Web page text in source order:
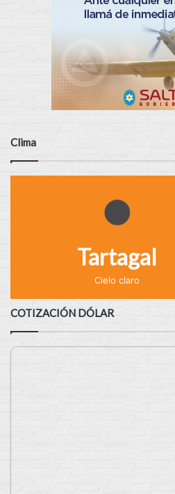
Clima
Tartagal
Cielo claro
COTIZACIÓN DÓLAR